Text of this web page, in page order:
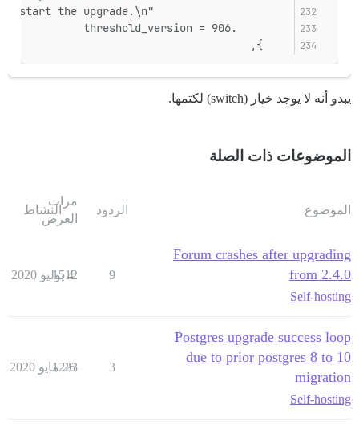
يبدو أنه لا يوجد خيار (switch) لكتمها.
الموضوعات ذات الصلة
الموضوع الردود
مرات
العرض
النشاط
Forum crashes after upgrading
from 2.4.0
Self-hosting
9
1512
4 يوليو 2020
Postgres upgrade success loop
due to prior postgres 8 to 10
migration
Self-hosting
3
1223
26 مايو 2020